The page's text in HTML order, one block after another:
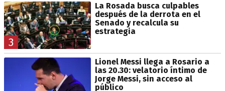
3
La Rosada busca culpables
después de la derrota en el
Senado y recalcula su
estrategia
Lionel Messi llega a Rosario a
las 20.30: velatorio íntimo de
Jorge Messi, sin acceso al
público